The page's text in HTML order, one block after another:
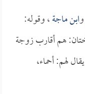
وابن ماجة، وقوله:
هم أقارب زوجة
لهم: أحماء،